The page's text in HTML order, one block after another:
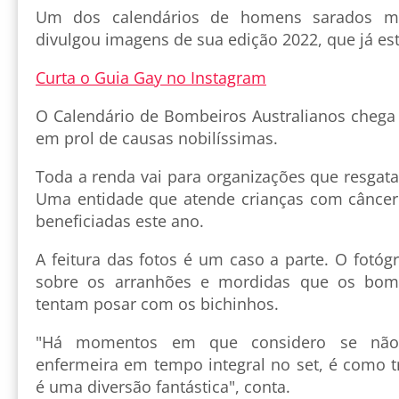
Um dos calendários de homens sarados
divulgou imagens de sua edição 2022, que já
Curta o Guia Gay no Instagram
O Calendário de Bombeiros Australianos
em prol de causas nobilíssimas.
Toda a renda vai para organizações que
Uma entidade que atende crianças com
beneficiadas este ano.
A feitura das fotos é um caso a parte. O
sobre os arranhões e mordidas que os
tentam posar com os bichinhos.
"Há momentos em que considero se
enfermeira em tempo integral no set, é como
é uma diversão fantástica", conta.